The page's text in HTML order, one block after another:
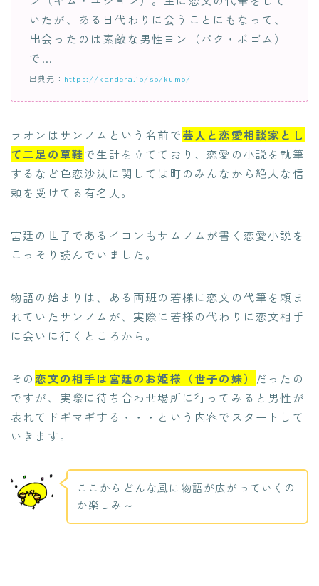
いたが、ある日代わりに会うことにもなって、
出会ったのは素敵な男性ヨン（パク・ボゴム）
で…
出典元： https://kandera.jp/sp/kumo/
ラオンはサンノムという名前で芸人と恋愛相談家とし
て二足の草鞋で生計を立てており、恋愛の小説を執筆
するなど色恋沙汰に関しては町のみんなから絶大な信
頼を受けてる有名人。
宮廷の世子であるイヨンもサムノムが書く恋愛小説を
こっそり読んでいました。
物語の始まりは、ある両班の若様に恋文の代筆を頼ま
れていたサンノムが、実際に若様の代わりに恋文相手
に会いに行くところから。
その 恋文の相手は宮廷のお姫様（世子の妹） だったの
ですが、実際に待ち合わせ場所に行ってみると男性が
表れてドギマギする・・・という内容でスタートして
いきます。
ここからどんな風に物語が広がっていくの
か楽しみ～